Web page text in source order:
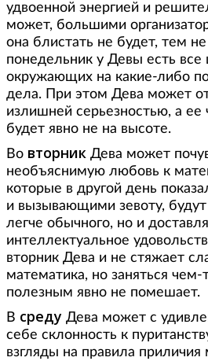
удвоенной энергией и
может, большими
она блистать не будет, тем
понедельник у Девы есть все
окружающих на какие-либо
дела. При этом Дева может
излишней серьезностью, а ее
будет явно не на высоте.
Во вторник Дева может
необъяснимую любовь к
которые в другой день
и вызывающими зевоту,
легче обычного, но и
интеллектуальное
вторник Дева и не стяжает
математика, но заняться чем-
полезным явно не помешает.
В среду Дева может с
себе склонность к
взгляды на правила приличия